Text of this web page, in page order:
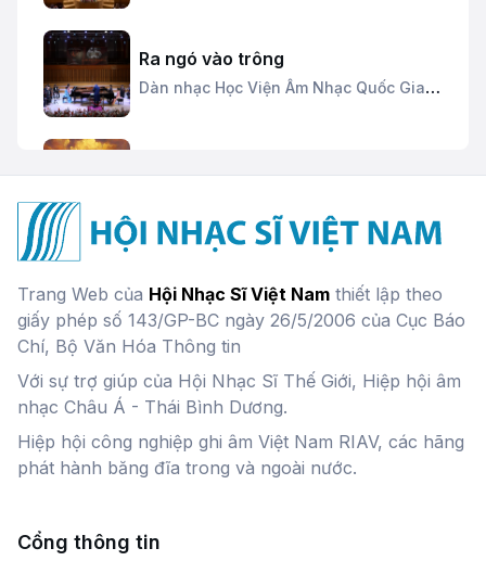
Ra ngó vào trông
Dàn nhạc Học Viện Âm Nhạc Quốc Gia
Hoàng Mãnh,Phan Phúc
Tiếng cồng vượt thác
Nhà hát Giao hưởng Vũ kịch TP. Hồ Chí
Minh
Trang Web của Hội Nhạc Sĩ Việt Nam thiết lập theo
giấy phép số 143/GP-BC ngày 26/5/2006 của Cục Báo
Chí, Bộ Văn Hóa Thông tin
Với sự trợ giúp của Hội Nhạc Sĩ Thế Giới, Hiệp hội âm
nhạc Châu Á - Thái Bình Dương.
Hiệp hội công nghiệp ghi âm Việt Nam RIAV, các hãng
phát hành băng đĩa trong và ngoài nước.
Cổng thông tin